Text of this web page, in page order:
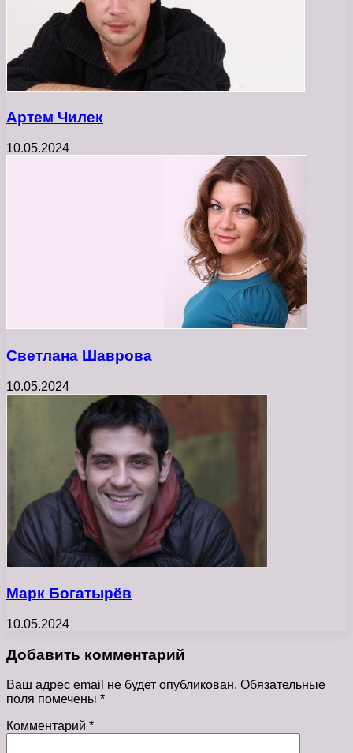
Артем Чилек
10.05.2024
Светлана Шаврова
10.05.2024
Марк Богатырёв
10.05.2024
Добавить комментарий
Ваш адрес email не будет опубликован. Обязательные
поля помечены *
Комментарий *